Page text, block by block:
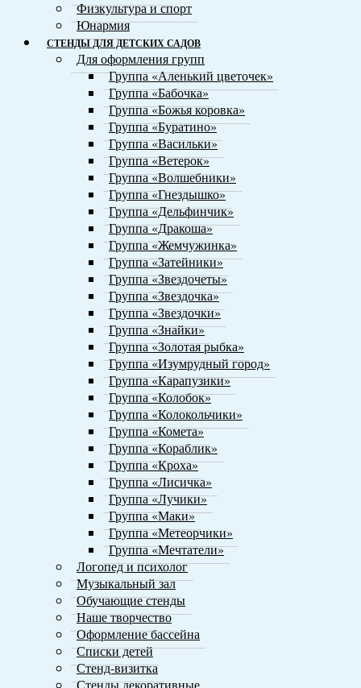
Физкультура и спорт
Юнармия
СТЕНДЫ ДЛЯ ДЕТСКИХ САДОВ
Для оформления групп
Группа «Аленький цветочек»
Группа «Бабочка»
Группа «Божья коровка»
Группа «Буратино»
Группа «Васильки»
Группа «Ветерок»
Группа «Волшебники»
Группа «Гнездышко»
Группа «Дельфинчик»
Группа «Дракоша»
Группа «Жемчужинка»
Группа «Затейники»
Группа «Звездочеты»
Группа «Звездочка»
Группа «Звездочки»
Группа «Знайки»
Группа «Золотая рыбка»
Группа «Изумрудный город»
Группа «Карапузики»
Группа «Колобок»
Группа «Колокольчики»
Группа «Комета»
Группа «Кораблик»
Группа «Кроха»
Группа «Лисичка»
Группа «Лучики»
Группа «Маки»
Группа «Метеорчики»
Группа «Мечтатели»
Логопед и психолог
Музыкальный зал
Обучающие стенды
Наше творчество
Оформление бассейна
Списки детей
Стенд-визитка